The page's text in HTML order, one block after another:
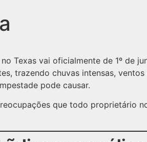
Texas vai oficialmente de 1º de
trazendo chuvas intensas,
pode causar.
que todo proprietário